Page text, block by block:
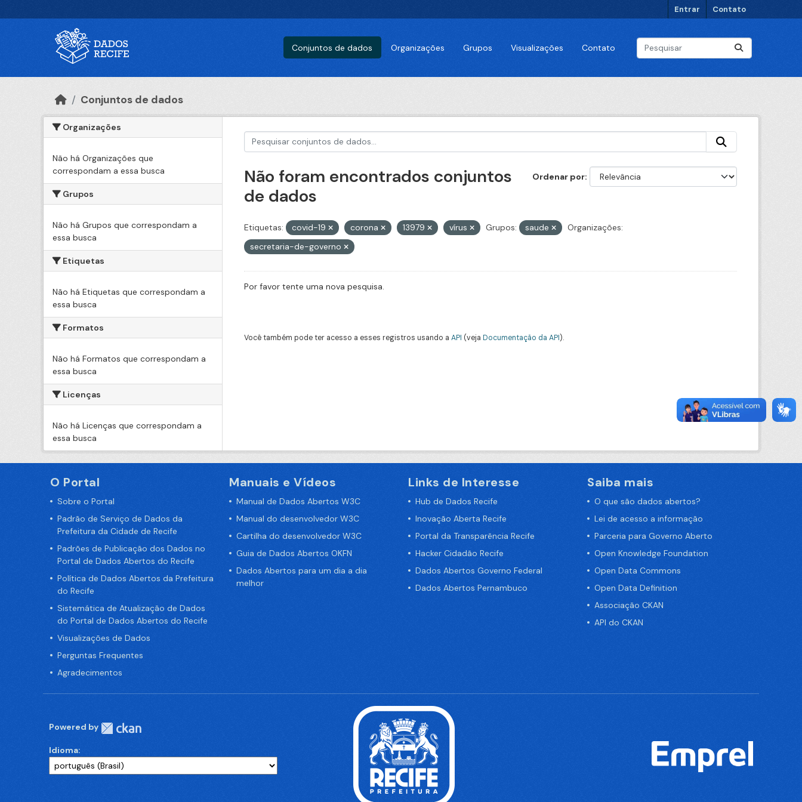
Entrar Contato
Conjuntos de dados Organizações Grupos Visualizações Contato
Conjuntos de dados
Organizações
Não há Organizações que
correspondam a essa busca
Grupos
Não há Grupos que correspondam a
essa busca
Etiquetas
Não há Etiquetas que correspondam a
essa busca
Formatos
Não há Formatos que correspondam a
essa busca
Licenças
Não há Licenças que correspondam a
essa busca
Ordenar por
Não foram encontrados conjuntos
de dados
Etiquetas: covid-19 corona 13979 vírus Grupos: saude
Organizações:
secretaria-de-governo
Por favor tente uma nova pesquisa.
Você também pode ter acesso a esses registros usando a API (veja Documentação da API).
O Portal
Sobre o Portal
Padrão de Serviço de Dados da
Prefeitura da Cidade de Recife
Padrões de Publicação dos Dados no
Portal de Dados Abertos do Recife
Política de Dados Abertos da Prefeitura
do Recife
Sistemática de Atualização de Dados
do Portal de Dados Abertos do Recife
Visualizações de Dados
Perguntas Frequentes
Agradecimentos
Manuais e Vídeos
Manual de Dados Abertos W3C
Manual do desenvolvedor W3C
Cartilha do desenvolvedor W3C
Guia de Dados Abertos OKFN
Dados Abertos para um dia a dia
melhor
Links de Interesse
Hub de Dados Recife
Inovação Aberta Recife
Portal da Transparência Recife
Hacker Cidadão Recife
Dados Abertos Governo Federal
Dados Abertos Pernambuco
Saiba mais
O que são dados abertos?
Lei de acesso a informação
Parceria para Governo Aberto
Open Knowledge Foundation
Open Data Commons
Open Data Definition
Associação CKAN
API do CKAN
Powered by
Idioma